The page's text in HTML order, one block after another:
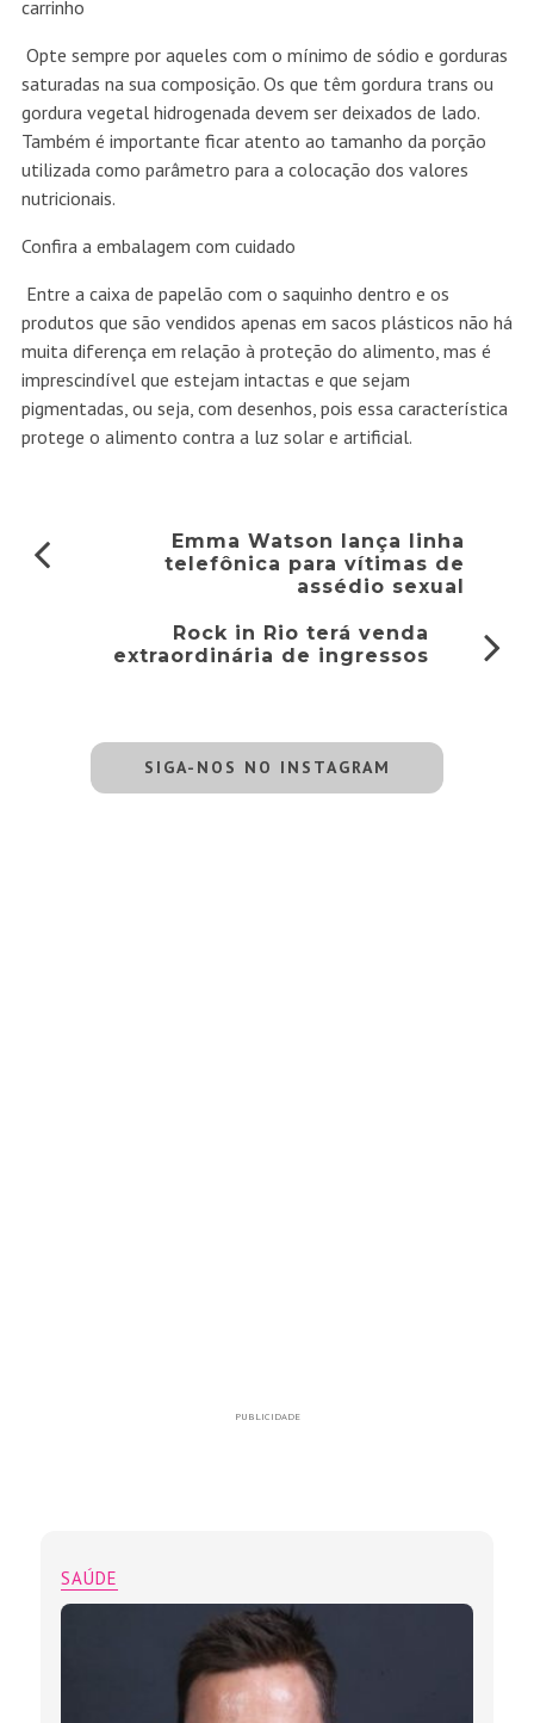
carrinho
Opte sempre por aqueles com o mínimo de sódio e gorduras
saturadas na sua composição. Os que têm gordura trans ou
gordura vegetal hidrogenada devem ser deixados de lado.
Também é importante ficar atento ao tamanho da porção
utilizada como parâmetro para a colocação dos valores
nutricionais.
Confira a embalagem com cuidado
Entre a caixa de papelão com o saquinho dentro e os
produtos que são vendidos apenas em sacos plásticos não há
muita diferença em relação à proteção do alimento, mas é
imprescindível que estejam intactas e que sejam
pigmentadas, ou seja, com desenhos, pois essa característica
protege o alimento contra a luz solar e artificial.
Emma Watson lança linha
telefônica para vítimas de
assédio sexual
Rock in Rio terá venda
extraordinária de ingressos
SIGA-NOS NO INSTAGRAM
PUBLICIDADE
SAÚDE